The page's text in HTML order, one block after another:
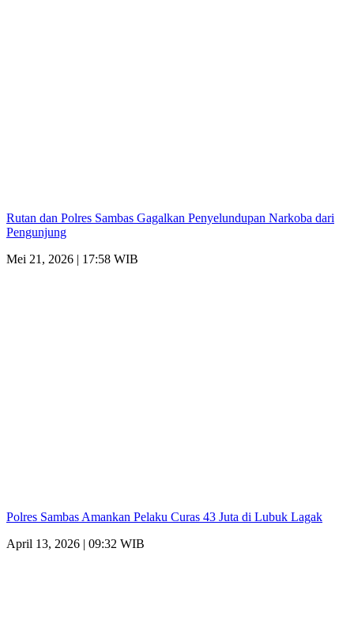
Rutan dan Polres Sambas Gagalkan Penyelundupan Narkoba dari
Pengunjung
Mei 21, 2026 | 17:58 WIB
Polres Sambas Amankan Pelaku Curas 43 Juta di Lubuk Lagak
April 13, 2026 | 09:32 WIB